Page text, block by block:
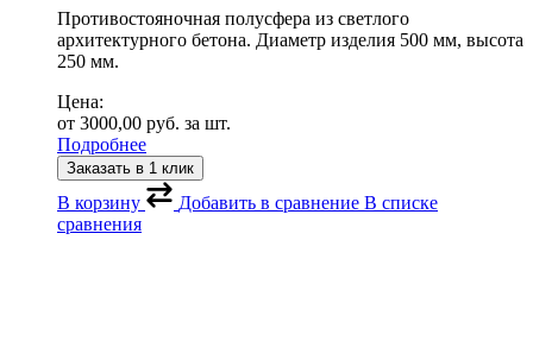
Противостояночная полусфера из светлого
архитектурного бетона. Диаметр изделия 500 мм, высота
250 мм.
Цена:
от 3000,00 руб. за шт.
Подробнее
Заказать в 1 клик
В корзину Добавить в сравнение В списке
сравнения